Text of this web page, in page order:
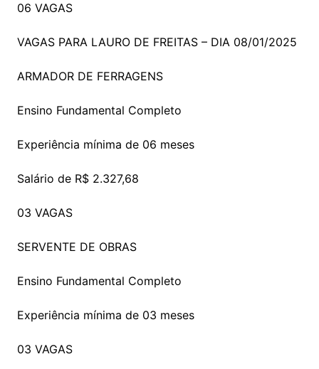
06 VAGAS
VAGAS PARA LAURO DE FREITAS – DIA 08/01/2025
ARMADOR DE FERRAGENS
Ensino Fundamental Completo
Experiência mínima de 06 meses
Salário de R$ 2.327,68
03 VAGAS
SERVENTE DE OBRAS
Ensino Fundamental Completo
Experiência mínima de 03 meses
03 VAGAS